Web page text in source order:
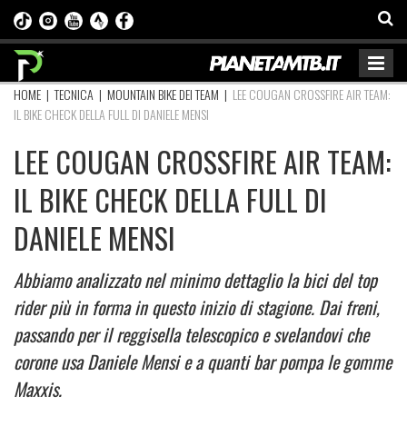
HOME |TECNICA | MOUNTAIN BIKE DEI TEAM | LEE COUGAN CROSSFIRE AIR TEAM:
IL BIKE CHECK DELLA FULL DI DANIELE MENSI
LEE COUGAN CROSSFIRE AIR TEAM:
IL BIKE CHECK DELLA FULL DI
DANIELE MENSI
Abbiamo analizzato nel minimo dettaglio la bici del top
rider più in forma in questo inizio di stagione. Dai freni,
passando per il reggisella telescopico e svelandovi che
corone usa Daniele Mensi e a quanti bar pompa le gomme
Maxxis.